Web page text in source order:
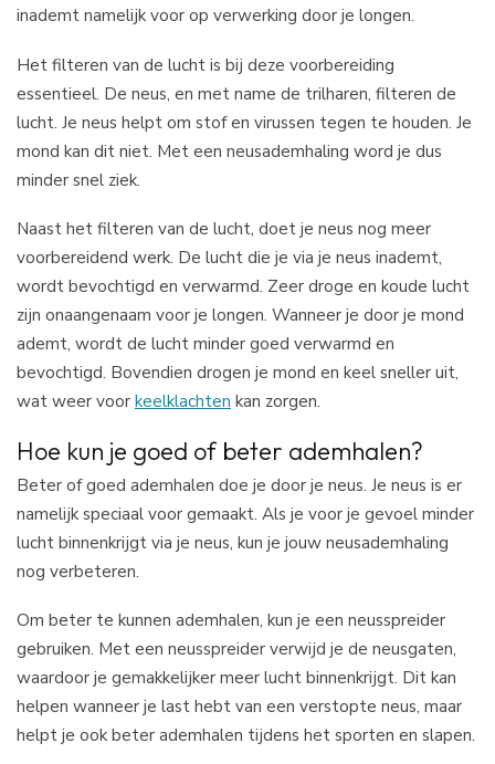
inademt namelijk voor op verwerking door je longen.
Het filteren van de lucht is bij deze voorbereiding
essentieel. De neus, en met name de trilharen, filteren de
lucht. Je neus helpt om stof en virussen tegen te houden. Je
mond kan dit niet. Met een neusademhaling word je dus
minder snel ziek.
Naast het filteren van de lucht, doet je neus nog meer
voorbereidend werk. De lucht die je via je neus inademt,
wordt bevochtigd en verwarmd. Zeer droge en koude lucht
zijn onaangenaam voor je longen. Wanneer je door je mond
ademt, wordt de lucht minder goed verwarmd en
bevochtigd. Bovendien drogen je mond en keel sneller uit,
wat weer voorkeelklachten kan zorgen.
Hoe kun je goed of beter ademhalen?
Beter of goed ademhalen doe je door je neus. Je neus is er
namelijk speciaal voor gemaakt. Als je voor je gevoel minder
lucht binnenkrijgt via je neus, kun je jouw neusademhaling
nog verbeteren.
Om beter te kunnen ademhalen, kun je een neusspreider
gebruiken. Met een neusspreider verwijd je de neusgaten,
waardoor je gemakkelijker meer lucht binnenkrijgt. Dit kan
helpen wanneer je last hebt van een verstopte neus, maar
helpt je ook beter ademhalen tijdens het sporten en slapen.